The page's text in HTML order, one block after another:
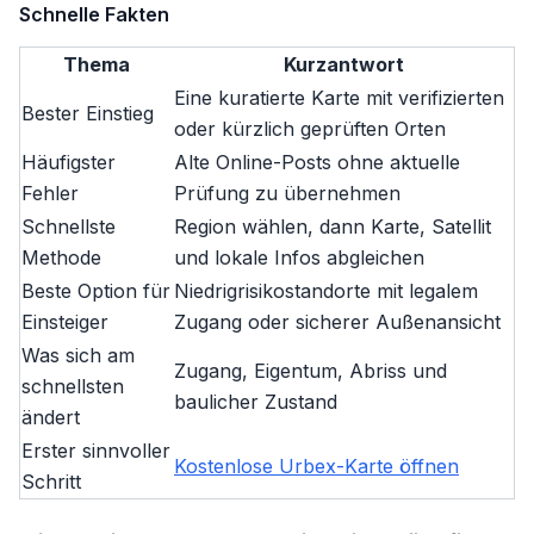
Schnelle Fakten
Thema Kurzantwort
Bester Einstieg
Eine kuratierte Karte mit verifizierten
oder kürzlich geprüften Orten
Häufigster
Fehler
Alte Online-Posts ohne aktuelle
Prüfung zu übernehmen
Schnellste
Methode
Region wählen, dann Karte, Satellit
und lokale Infos abgleichen
Beste Option für
Einsteiger
Niedrigrisikostandorte mit legalem
Zugang oder sicherer Außenansicht
Was sich am
schnellsten
ändert
Zugang, Eigentum, Abriss und
baulicher Zustand
Erster sinnvoller
Schritt
Kostenlose Urbex-Karte öffnen